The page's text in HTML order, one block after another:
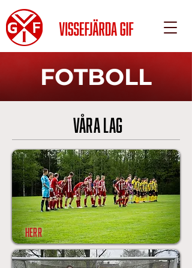
FOTBOLL
VÅRA LAG
HERR